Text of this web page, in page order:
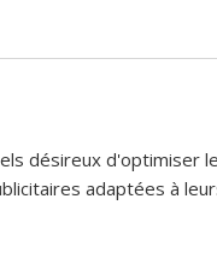
désireux d'optimiser
adaptées à